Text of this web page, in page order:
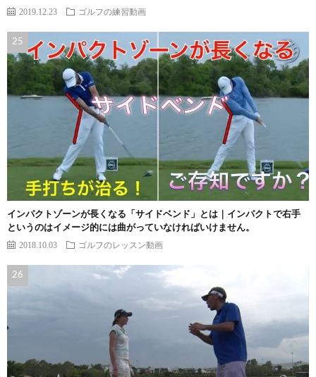
2019.12.23 ゴルフの練習動画
インパクトゾーンが長くなる「サイドベンド」とは｜インパクトで右手
というのはイメージ的には曲がっていなければいけません。
2018.10.03 ゴルフのレッスン動画